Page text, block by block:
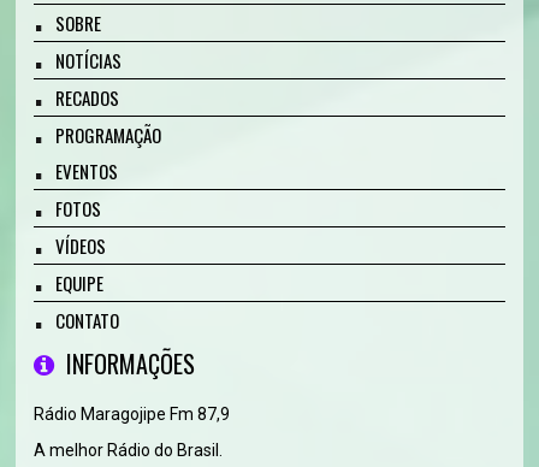
SOBRE
NOTÍCIAS
RECADOS
PROGRAMAÇÃO
EVENTOS
FOTOS
VÍDEOS
EQUIPE
CONTATO
INFORMAÇÕES
Rádio Maragojipe Fm 87,9
A melhor Rádio do Brasil.